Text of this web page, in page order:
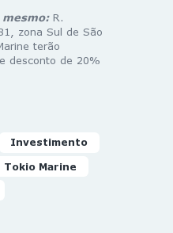
mesmo:R.
zona Sul de São
terão
desconto de 20%
Investimento
Tokio Marine